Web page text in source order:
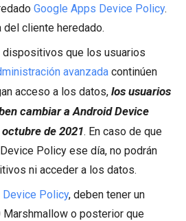
Google Apps Device Policy.
del cliente heredado.
dispositivos que los usuarios
avanzada continúen
acceso a los datos, los usuarios
cambiar a Android Device
de 2021. En caso de que
Policy ese día, no podrán
ni acceder a los datos.
Device Policy, deben tener un
o posterior que